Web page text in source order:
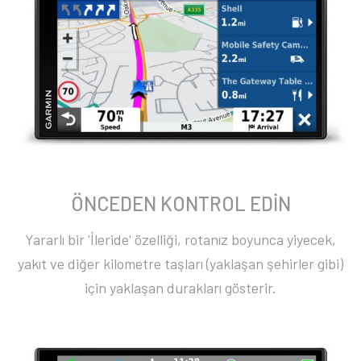
ÖNCEDEN KONTROL EDİN
Yararlı bir 'İleride' özelliği, rotanız boyunca yiyecek,
yakıt ve diğer kilometre taşları (yaklaşan şehirler gibi)
için yaklaşan durakları gösterir.